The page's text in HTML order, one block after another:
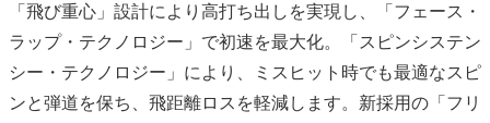
「飛び重心」設計により高打ち出しを実現し、「フェース・
ラップ・テクノロジー」で初速を最大化。「スピンシステン
シー・テクノロジー」により、ミスヒット時でも最適なスピ
ンと弾道を保ち、飛距離ロスを軽減します。新採用の「フリ